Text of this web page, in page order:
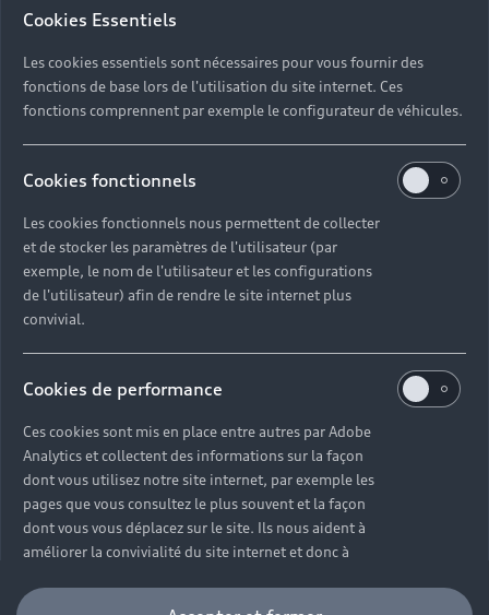
Cookies Essentiels
Les cookies essentiels sont nécessaires pour vous fournir des
fonctions de base lors de l'utilisation du site internet. Ces
fonctions comprennent par exemple le configurateur de véhicules.
Cookies fonctionnels
Les cookies fonctionnels nous permettent de collecter
et de stocker les paramètres de l'utilisateur (par
exemple, le nom de l'utilisateur et les configurations
de l'utilisateur) afin de rendre le site internet plus
convivial.
Cookies de performance
Ces cookies sont mis en place entre autres par Adobe
Analytics et collectent des informations sur la façon
dont vous utilisez notre site internet, par exemple les
pages que vous consultez le plus souvent et la façon
dont vous vous déplacez sur le site. Ils nous aident à
améliorer la convivialité du site internet et donc à
que vous pouvez à tout moment retirer votre
SUV compact
Espace Client Audi Financial Services
Heycar
Avantages voiture société
TVS
Espace personnel myAudi
Audi connect
Informations client
Functions on Demand
Action de Service EA 189
Audi Assistance
Campagne de rappel Airbag Takata
Mise à jour logiciel
Nos technologies
myAudi experience
Carrières
Espace Presse
© 2026 Audi France. Tous droits réservés.
Mentions légales
Politique sur les cookies
Devis & RDV entretien en ligne
Opérateurs indépendants
Réseau Audi
Recevez toute l'actualité Audi
Mentions légales AUDI AG
Déclaration d'accessibilité
Signaler un contenu illégal
Règlement sur les données
Certains des équipements et options présentés sur les
visuels peuvent ne pas être disponibles en France. Pour
plus d’informations, rapprochez-vous de votre
Partenaire Audi.
Autonomie maximale, selon norme WLTP. Le temps de